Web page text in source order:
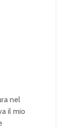
nel
il mio